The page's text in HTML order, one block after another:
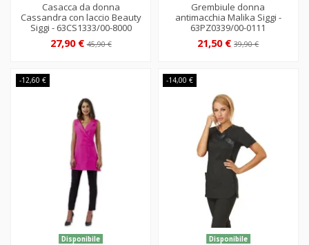
Casacca da donna
Cassandra con laccio Beauty
Siggi - 63CS1333/00-8000
27,90 €45,90 €
Grembiule donna
antimacchia Malika Siggi -
63PZ0339/00-0111
21,50 €39,90 €
-12,60 €
Disponibile
-14,00 €
Disponibile